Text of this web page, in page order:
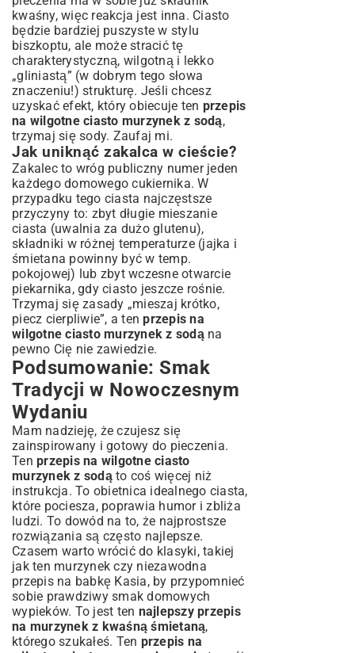
kwaśny, więc reakcja jest inna. Ciasto
będzie bardziej puszyste w stylu
biszkoptu, ale może stracić tę
charakterystyczną, wilgotną i lekko
„gliniastą” (w dobrym tego słowa
znaczeniu!) strukturę. Jeśli chcesz
uzyskać efekt, który obiecuje ten przepis
na wilgotne ciasto murzynek z sodą,
trzymaj się sody. Zaufaj mi.
Jak uniknąć zakalca w cieście?
Zakalec to wróg publiczny numer jeden
każdego domowego cukiernika. W
przypadku tego ciasta najczęstsze
przyczyny to: zbyt długie mieszanie
ciasta (uwalnia za dużo glutenu),
składniki w różnej temperaturze (jajka i
śmietana powinny być w temp.
pokojowej) lub zbyt wczesne otwarcie
piekarnika, gdy ciasto jeszcze rośnie.
Trzymaj się zasady „mieszaj krótko,
piecz cierpliwie”, a tenprzepis na
wilgotne ciasto murzynek z sodąna
pewno Cię nie zawiedzie.
Podsumowanie: Smak
Tradycji w Nowoczesnym
Wydaniu
Mam nadzieję, że czujesz się
zainspirowany i gotowy do pieczenia.
Ten przepis na wilgotne ciasto
murzynek z sodąto coś więcej niż
instrukcja. To obietnica idealnego ciasta,
które pociesza, poprawia humor i zbliża
ludzi. To dowód na to, że najprostsze
rozwiązania są często najlepsze.
Czasem warto wrócić do klasyki, takiej
jak ten murzynek czy niezawodna
przepis na babkę Kasia, by przypomnieć
sobie prawdziwy smak domowych
wypieków. To jest ten najlepszy przepis
na murzynek z kwaśną śmietaną,
którego szukałeś. Ten przepis na